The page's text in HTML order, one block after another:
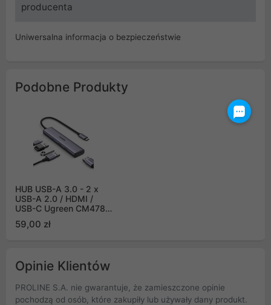
producenta
Uniwersalna informacja o bezpieczeństwie
Podobne Produkty
HUB USB-A 3.0 - 2 x
USB-A 2.0 / HDMI /
USB-C Ugreen CM478 -
59,00 zł
Opinie Klientów
PROLINE S.A. nie gwarantuje, że zamieszczone opinie
pochodzą od osób, które zakupiły lub używały dany produkt.